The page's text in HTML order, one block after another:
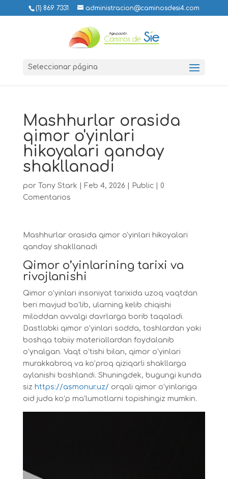
(1) 869 7331 administracion@caminosdesi4.com
Seleccionar página
Mashhurlar orasida
qimor o'yinlari
hikoyalari qanday
shakllanadi
por Tony Stark Feb 4, 2026 Public| 0
Comentarios
Mashhurlar orasida qimor o'yinlari hikoyalari
qanday shakllanadi
Qimor o’yinlarining tarixi va
rivojlanishi
Qimor o’yinlari insoniyat tarixida uzoq vaqtdan
beri mavjud bo’lib, ularning kelib chiqishi
miloddan avvalgi davrlarga borib taqaladi.
Dastlabki qimor o’yinlari sodda, toshlardan yoki
boshqa tabiiy materiallardan foydalanib
o’ynalgan. Vaqt o’tishi bilan, qimor o’yinlari
murakkabroq va ko’proq qiziqarli shakllarga
aylanishi boshlandi. Shuningdek, bugungi kunda
siz https://asmonur.uz/ orqali qimor o’yinlariga
oid juda ko’p ma’lumotlarni topishingiz mumkin.